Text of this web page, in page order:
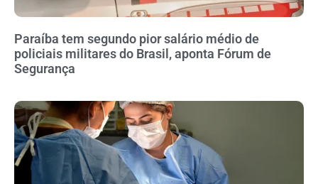
Paraíba tem segundo pior salário médio de
policiais militares do Brasil, aponta Fórum de
Segurança